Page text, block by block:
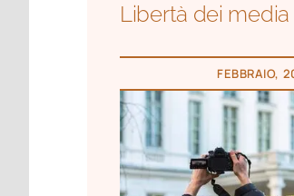
Libertà dei
FEBBRAIO,